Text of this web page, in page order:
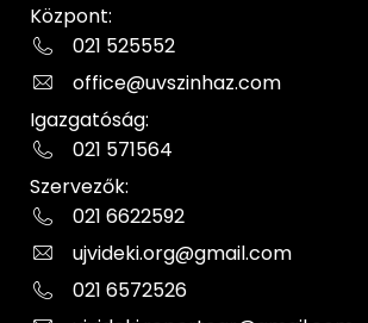
Központ:
021 525552
office@uvszinhaz.com
Igazgatóság:
021 571564
Szervezők:
021 6622592
ujvideki.org@gmail.com
021 6572526